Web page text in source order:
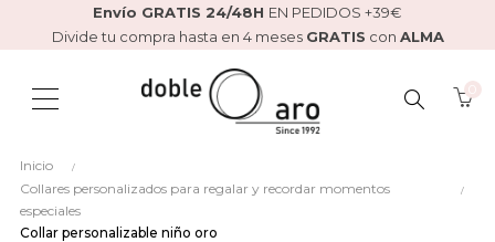
Envío GRATIS 24/48H EN PEDIDOS +39€
Divide tu compra hasta en 4 meses GRATIS con ALMA
BUSCAR
Inicio
Collares personalizados para regalar y recordar momentos
especiales
Collar personalizable niño oro